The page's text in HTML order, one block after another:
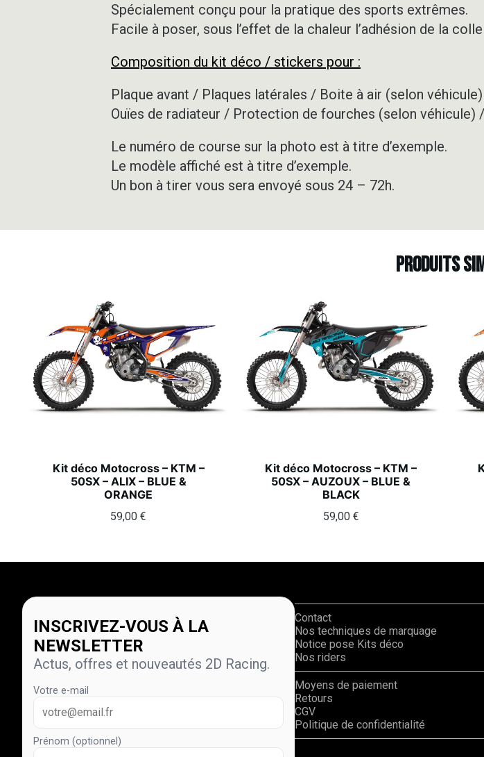
Spécialement conçu pour la pratique des sports extrêmes.
Facile à poser, sous l’effet de la chaleur l’adhésion de la
Composition du kit déco / stickers pour :
Plaque avant / Plaques latérales / Boite à air (selon
Ouïes de radiateur / Protection de fourches (selon véhicule)
Le numéro de course sur la photo est à titre d’exemple.
Le modèle affiché est à titre d’exemple.
Un bon à tirer vous sera envoyé sous 24 – 72h.
Produits
Kit déco Motocross – KTM –
50SX – ALIX – BLUE &
ORANGE
59,00€
Kit déco Motocross – KTM –
50SX – AUZOUX – BLUE &
BLACK
59,00 €
INSCRIVEZ-VOUS À LA
NEWSLETTER
Actus, offres et nouveautés 2D Racing.
Votre e-mail
Prénom (optionnel)
Contact
Nos techniques de marquage
Notice pose Kits déco
Nos riders
Moyens de paiement
Retours
CGV
Politique de confidentialité